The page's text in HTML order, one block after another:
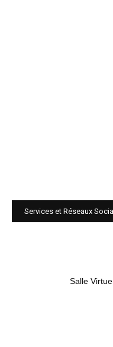
Services et Réseaux
Salle